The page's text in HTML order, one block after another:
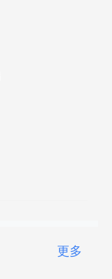
更多